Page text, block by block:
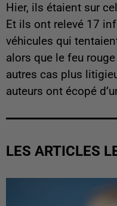
Hier, ils étaient sur
Et ils ont relevé 17
véhicules qui
alors que le feu
autres cas plus
auteurs ont écopé
LES ARTICLES